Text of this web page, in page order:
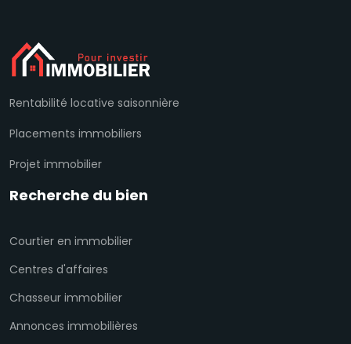
Rentabilité locative saisonnière
Placements immobiliers
Projet immobilier
Recherche du bien
Courtier en immobilier
Centres d'affaires
Chasseur immobilier
Annonces immobilières